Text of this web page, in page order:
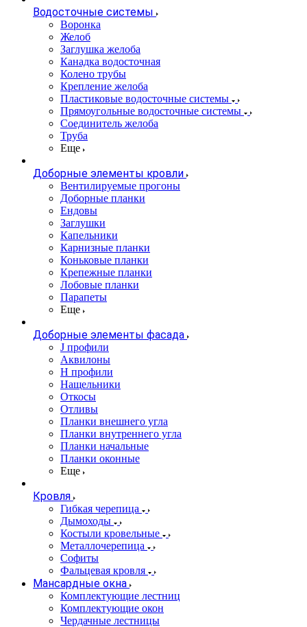
Водосточные системы
Воронка
Желоб
Заглушка желоба
Канадка водосточная
Колено трубы
Крепление желоба
Пластиковые водосточные системы
Прямоугольные водосточные системы
Соединитель желоба
Труба
Еще
Доборные элементы кровли
Вентилируемые прогоны
Доборные планки
Ендовы
Заглушки
Капельники
Карнизные планки
Коньковые планки
Крепежные планки
Лобовые планки
Парапеты
Еще
Доборные элементы фасада
J профили
Аквилоны
Н профили
Нащельники
Откосы
Отливы
Планки внешнего угла
Планки внутреннего угла
Планки начальные
Планки оконные
Еще
Кровля
Гибкая черепица
Дымоходы
Костыли кровельные
Металлочерепица
Софиты
Фальцевая кровля
Мансардные окна
Комплектующие лестниц
Комплектующие окон
Чердачные лестницы